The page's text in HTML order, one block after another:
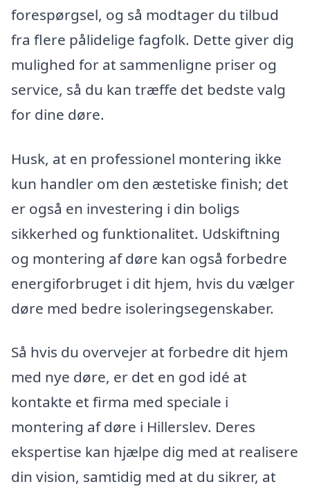
forespørgsel, og så modtager du tilbud
fra flere pålidelige fagfolk. Dette giver dig
mulighed for at sammenligne priser og
service, så du kan træffe det bedste valg
for dine døre.
Husk, at en professionel montering ikke
kun handler om den æstetiske finish; det
er også en investering i din boligs
sikkerhed og funktionalitet. Udskiftning
og montering af døre kan også forbedre
energiforbruget i dit hjem, hvis du vælger
døre med bedre isoleringsegenskaber.
Så hvis du overvejer at forbedre dit hjem
med nye døre, er det en god idé at
kontakte et firma med speciale i
montering af døre i Hillerslev. Deres
ekspertise kan hjælpe dig med at realisere
din vision, samtidig med at du sikrer, at